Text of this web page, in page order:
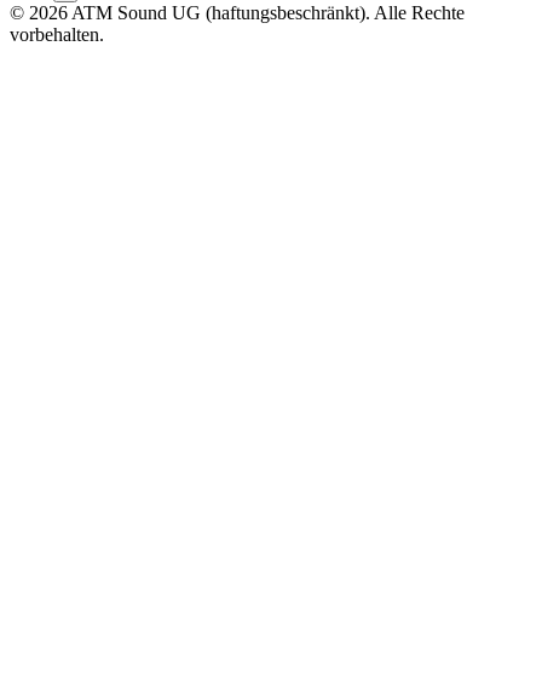
© 2026 ATM Sound UG (haftungsbeschränkt). Alle Rechte
vorbehalten.